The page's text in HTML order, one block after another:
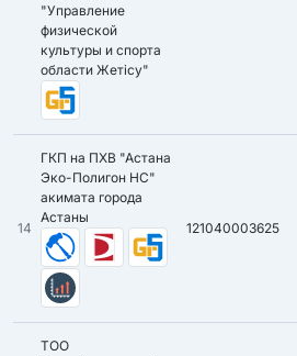
"Управление
физической
культуры и спорта
области Жетісу"
14
ГКП на ПХВ "Астана
Эко-Полигон НС"
акимата города
Астаны
121040003625
ТОО